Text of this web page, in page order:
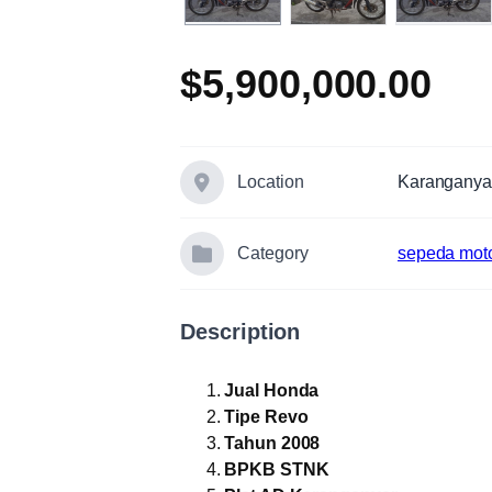
$5,900,000.00
Location
Category sepeda
Description
Jual Honda
Tipe Revo
Tahun 2008
BPKB STNK